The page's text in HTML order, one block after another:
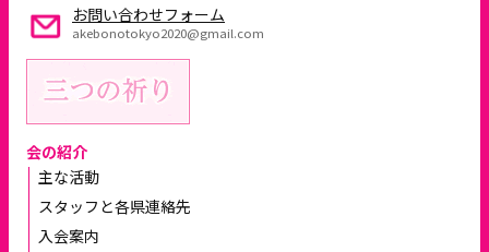
お問い合わせフォーム
akebonotokyo2020@gmail.com
会の紹介
主な活動
スタッフと各県連絡先
入会案内